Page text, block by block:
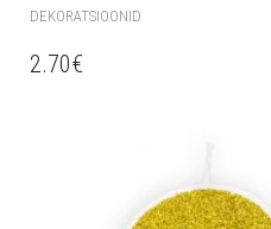
DEKORATSIOONID
2.70€